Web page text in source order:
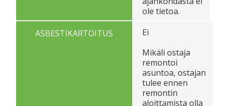
ole tietoa.
ASBESTIKARTOITUS
Ei
Mikäli ostaja
remontoi
asuntoa, ostajan
tulee ennen
remontin
aloittamista olla